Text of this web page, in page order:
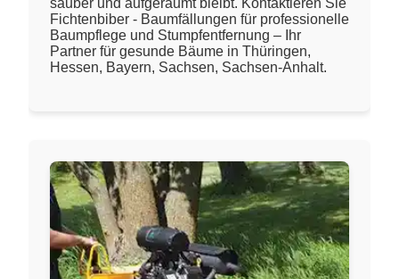
sauber und aufgeräumt bleibt. Kontaktieren Sie
Fichtenbiber - Baumfällungen für professionelle
Baumpflege und Stumpfentfernung – Ihr
Partner für gesunde Bäume in Thüringen,
Hessen, Bayern, Sachsen, Sachsen-Anhalt.